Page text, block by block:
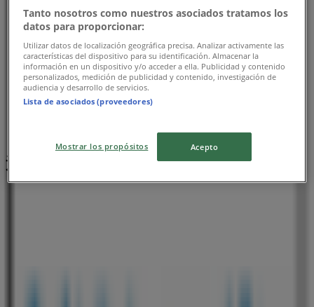
近くのお店
Tanto nosotros como nuestros asociados tratamos los
datos para proporcionar:
Utilizar datos de localización geográfica precisa. Analizar activamente las
características del dispositivo para su identificación. Almacenar la
información en un dispositivo y/o acceder a ella. Publicidad y contenido
personalizados, medición de publicidad y contenido, investigación de
audiencia y desarrollo de servicios.
Lista de asociados (proveedores)
Mostrar los propósitos Acepto